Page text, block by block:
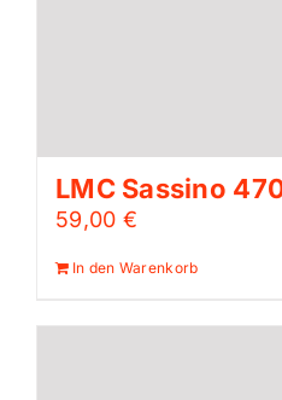
LMC Sassino
59,00 €
In den Warenkorb